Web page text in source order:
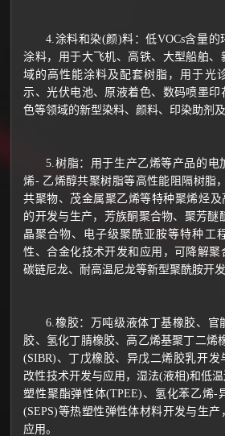
4.涂料和染(颜)料：低VOCs含量的
涂料，用于大飞机、高铁、大型船舶、
域的高性能涂料及配套树脂，用于光
示、光伏电池、原液着色、数码喷墨
色等领域的新型染料、颜料、印染助剂
5.树脂：用于生产乙烯等产品的电
烯- 乙烯醇共聚树脂等高性能阻隔树脂
共聚物、茂金属聚乙烯等特种聚烯烃
的开发与生产，芳族酮聚合物、聚芳醚
晶聚合物、电子级聚酰亚胺等特种工
性、合金化技术开发和应用，可降解
碳链尼龙、耐高温尼龙等新型聚酰胺开发
6.橡胶：万吨级液体丁基橡胶、官
胶、氢化丁腈橡胶、高乙烯基聚丁二烯
(SIBR)、丁戊橡胶、异戊二烯胶乳开
改性技术开发与应用，湿法(液相)和低
塑性聚酯弹性体(TPEE)、氢化苯乙烯-
(SEPS)等热塑性弹性体材料开发与生
应用。